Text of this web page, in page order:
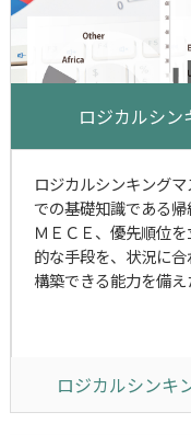
ロジカルシ
ロジカルシンキング
での基礎知識である帰
ＭＥＣＥ、優先順位
的な手段を、状況に
構築できる能力を備え
ロジカルシンキ